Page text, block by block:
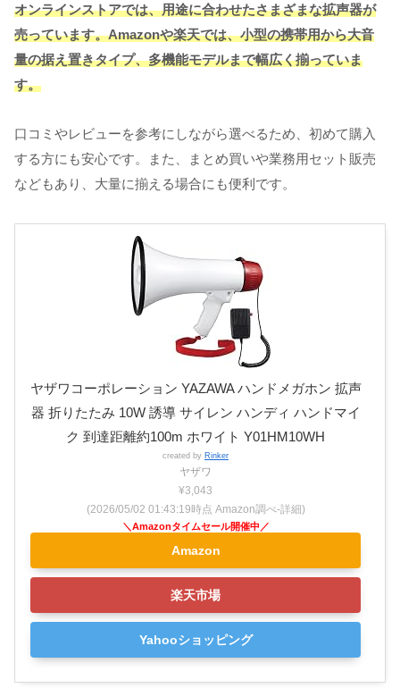
オンラインストアでは、用途に合わせたさまざまな拡声器が
売っています。Amazonや楽天では、小型の携帯用から大音
量の据え置きタイプ、多機能モデルまで幅広く揃っていま
す。
口コミやレビューを参考にしながら選べるため、初めて購入
する方にも安心です。また、まとめ買いや業務用セット販売
などもあり、大量に揃える場合にも便利です。
ヤザワコーポレーション YAZAWA ハンドメガホン 拡声
器 折りたたみ 10W 誘導 サイレン ハンディ ハンドマイ
ク 到達距離約100m ホワイト Y01HM10WH
created by Rinker
ヤザワ
¥3,043
(2026/05/02 01:43:19時点 Amazon調べ-詳細)
Amazon
楽天市場
Yahooショッピング